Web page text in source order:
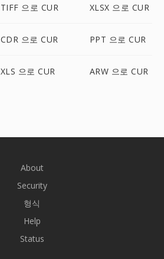
TIFF 으로 CUR XLSX 으로 CUR
CDR 으로 CUR PPT 으로 CUR
XLS 으로 CUR ARW 으로 CUR
About
Security
형식
Help
Status